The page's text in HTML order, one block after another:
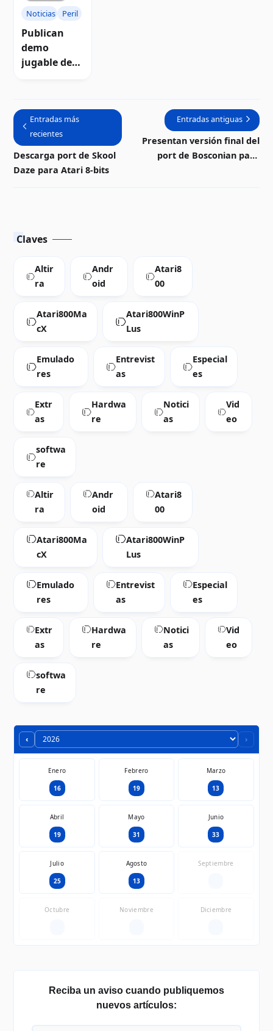
Noticias Peril
Publican
demo
jugable de
as Atari
Entradas más
recientes
Descarga port de Skool
Daze para Atari 8-bits
Entradas antiguas
Presentan versión final del
port de Bosconian para
Claves
Altir
ra
Andr
oid
Atari8
00
Atari800Ma
cX
Atari800WinP
Lus
Emulado
res
Entrevist
as
Especial
es
Extr
as
Hardwa
re
Notici
as
Vid
eo
softwa
re
Altir
ra
Andr
oid
Atari8
00
Atari800Ma
cX
Atari800WinP
Lus
Emulado
res
Entrevist
as
Especial
es
Extr
as
Hardwa
re
Notici
as
Vid
eo
softwa
re
‹ ›
Enero
16
Febrero
19
Marzo
13
Abril
19
Mayo
31
Junio
33
Julio
25
Agosto
13
Septiembre
Octubre Noviembre Diciembre
Reciba un aviso cuando publiquemos
nuevos artículos: